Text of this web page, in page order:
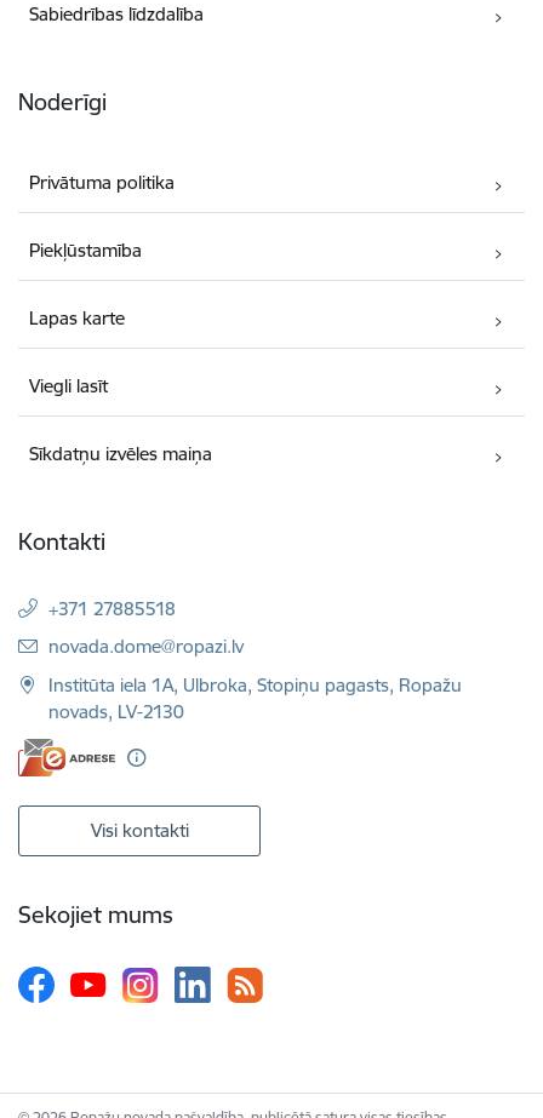
Sabiedrības līdzdalība
Noderīgi
Privātuma politika
Piekļūstamība
Lapas karte
Viegli lasīt
Sīkdatņu izvēles maiņa
Kontakti
+371 27885518
E-pasts:
novada.dome@ropazi.lv
Institūta iela 1A, Ulbroka, Stopiņu pagasts, Ropažu
novads, LV-2130
Visi kontakti
Sekojiet mums